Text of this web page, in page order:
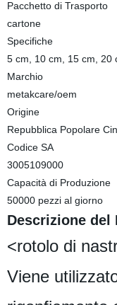
Pacchetto di Trasporto
cartone
Specifiche
5 cm, 10 cm, 15 cm, 20
Marchio
metakcare/oem
Origine
Repubblica Popolare
Codice SA
3005109000
Capacità di Produzione
50000 pezzi al giorno
Descrizione del
<rotolo di
Viene